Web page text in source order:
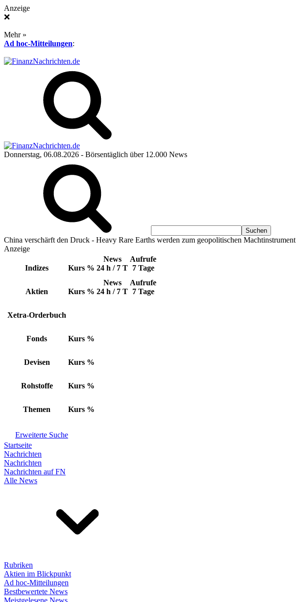
Anzeige
❌
Mehr »
Ad hoc-Mitteilungen:
Donnerstag, 06.08.2026 - Börsentäglich über 12.000 News
China verschärft den Druck - Heavy Rare Earths werden zum geopolitischen Machtinstrument
Anzeige
Indizes Kurs %
News
24 h / 7 T
Aufrufe
7 Tage
Aktien Kurs %
News
24 h / 7 T
Aufrufe
7 Tage
Xetra-Orderbuch
Fonds Kurs %
Devisen Kurs %
Rohstoffe Kurs %
Themen Kurs %
Erweiterte Suche
Startseite
Nachrichten
Nachrichten
Nachrichten auf FN
Alle News
Rubriken
Aktien im Blickpunkt
Ad hoc-Mitteilungen
Bestbewertete News
Meistgelesene News